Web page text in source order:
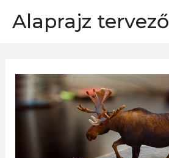
Alaprajz tervező